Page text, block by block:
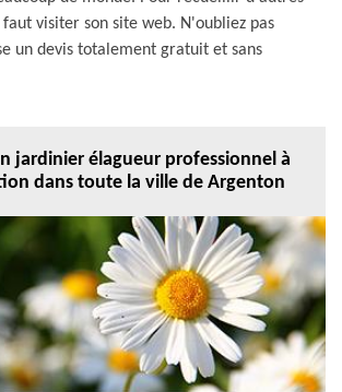
visiter son site web. N'oubliez pas
un devis totalement gratuit et sans
jardinier élagueur professionnel à
dans toute la ville de Argenton